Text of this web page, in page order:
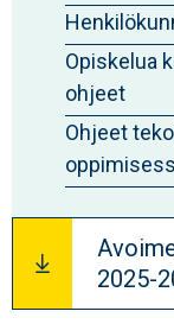
Opiskelua
ohjeet
Ohjeet
2025-